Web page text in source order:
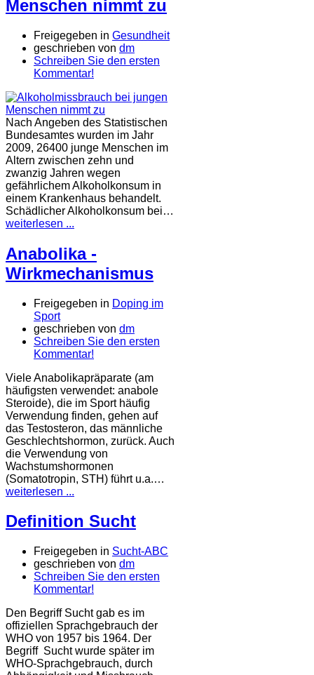
Menschen nimmt zu
Freigegeben in Gesundheit
geschrieben von dm
Schreiben Sie den ersten
Kommentar!
Nach Angeben des Statistischen
Bundesamtes wurden im Jahr
2009, 26400 junge Menschen im
Altern zwischen zehn und
zwanzig Jahren wegen
gefährlichem Alkoholkonsum in
einem Krankenhaus behandelt.
Schädlicher Alkoholkonsum bei…
weiterlesen ...
Anabolika -
Wirkmechanismus
Freigegeben in Doping im
Sport
geschrieben von dm
Schreiben Sie den ersten
Kommentar!
Viele Anabolikapräparate (am
häufigsten verwendet: anabole
Steroide), die im Sport häufig
Verwendung finden, gehen auf
das Testosteron, das männliche
Geschlechtshormon, zurück. Auch
die Verwendung von
Wachstumshormonen
(Somatotropin, STH) führt u.a.…
weiterlesen ...
Definition Sucht
Freigegeben in Sucht-ABC
geschrieben von dm
Schreiben Sie den ersten
Kommentar!
Den Begriff Sucht gab es im
offiziellen Sprachgebrauch der
WHO von 1957 bis 1964. Der
Begriff Sucht wurde später im
WHO-Sprachgebrauch, durch